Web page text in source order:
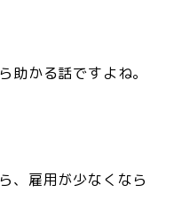
助かる話ですよね。
、雇用が少なくなら